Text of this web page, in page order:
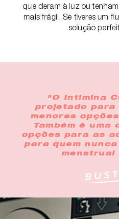
que deram à luz ou
mais frágil. Se tiveres um
solução
"O Intimina
projetado para
menores
Também é uma
opções para as
para quem
menstrual